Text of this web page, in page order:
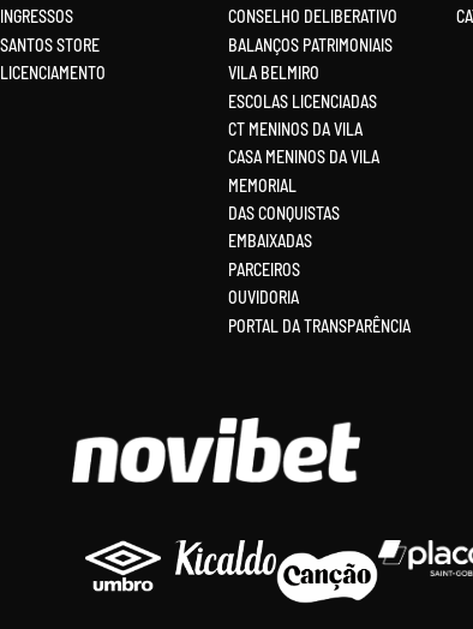
INGRESSOS
SANTOS STORE
LICENCIAMENTO
CONSELHO DELIBERATIVO
BALANÇOS PATRIMONIAIS
VILA BELMIRO
ESCOLAS LICENCIADAS
CT MENINOS DA VILA
CASA MENINOS DA VILA
MEMORIAL
DAS CONQUISTAS
EMBAIXADAS
PARCEIROS
OUVIDORIA
PORTAL DA TRANSPARÊNCIA